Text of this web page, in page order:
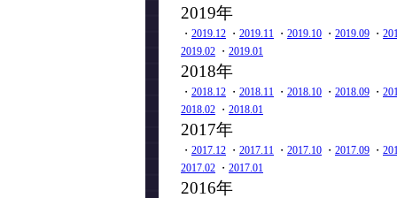
2019年
・ 2019.12 ・ 2019.11 ・ 2019.10 ・ 2019.09 ・
2019.02 ・ 2019.01
2018年
・ 2018.12 ・ 2018.11 ・ 2018.10 ・ 2018.09 ・
2018.02 ・ 2018.01
2017年
・ 2017.12 ・ 2017.11 ・ 2017.10 ・ 2017.09 ・
2017.02 ・ 2017.01
2016年